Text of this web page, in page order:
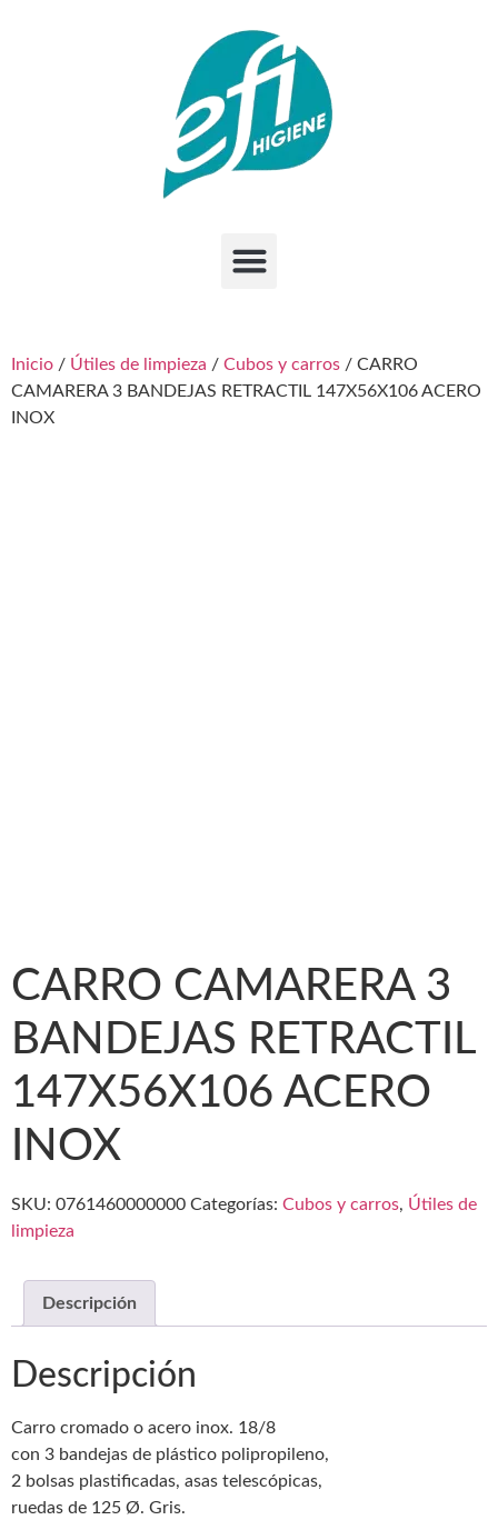
Inicio / Útiles de limpieza / Cubos y carros / CARRO
CAMARERA 3 BANDEJAS RETRACTIL 147X56X106 ACERO
INOX
CARRO CAMARERA 3
BANDEJAS RETRACTIL
147X56X106 ACERO
INOX
SKU: 0761460000000 Categorías: Cubos y carros, Útiles de
limpieza
Descripción
Descripción
Carro cromado o acero inox. 18/8
con 3 bandejas de plástico polipropileno,
2 bolsas plastificadas, asas telescópicas,
ruedas de 125 Ø. Gris.